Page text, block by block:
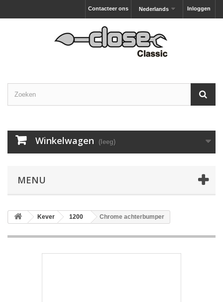
Inloggen
Nederlands
Contacteer ons
Winkelwagen (leeg)
MENU
Kever 1200 Chrome achterbumper